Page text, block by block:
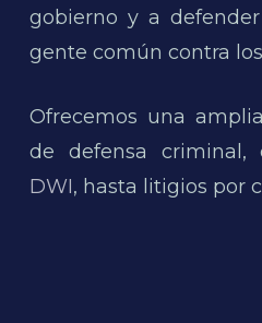
gobierno y a
gente común contra
Ofrecemos una
de defensa
DWI, hasta litigios por